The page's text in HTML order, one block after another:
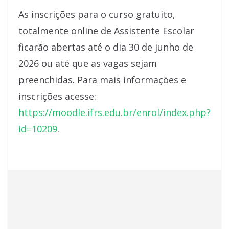
As inscrições para o curso gratuito,
totalmente online de Assistente Escolar
ficarão abertas até o dia 30 de junho de
2026 ou até que as vagas sejam
preenchidas. Para mais informações e
inscrições acesse:
https://moodle.ifrs.edu.br/enrol/index.php?
id=10209.